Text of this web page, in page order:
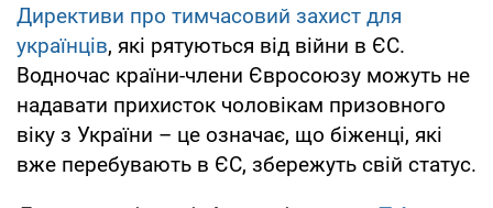
Директиви про тимчасовий захист для
українців, які рятуються від війни в ЄС.
Водночас країни-члени Євросоюзу можуть не
надавати прихисток чоловікам призовного
віку з України – це означає, що біженці, які
вже перебувають в ЄС, збережуть свій статус.